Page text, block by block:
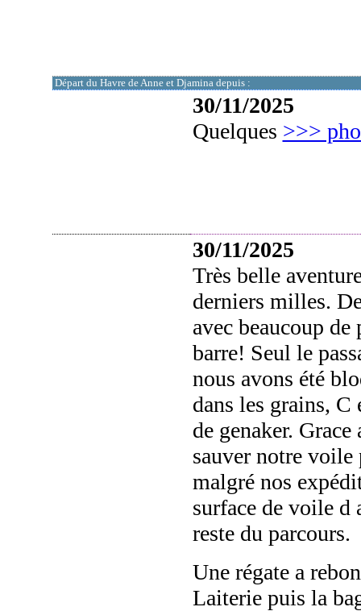
Départ du Havre de Anne et Djamina depuis :
30/11/2025
Quelques >>>
30/11/2025
Très belle
derniers milles.
avec beaucoup
barre! Seul le
nous avons été
dans les grains, C
de genaker.
sauver notre voile
malgré nos
surface de voile d
reste du parcours.
Une régate a
Laiterie puis la